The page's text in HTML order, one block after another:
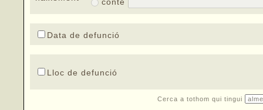
Data de defunció
Lloc de defunció
Cerca a tothom qui tingui